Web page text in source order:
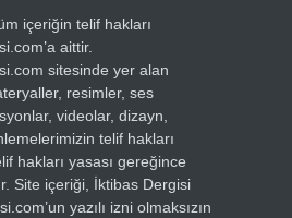
içeriğin telif hakları
aittir.
sitesinde yer alan
resimler, ses
videolar, dizayn,
telif hakları
hakları yasası gereğince
Site içeriği, İktibas Dergisi
yazılı izni olmaksızın